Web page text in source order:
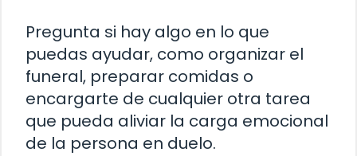
Pregunta si hay algo en lo que
puedas ayudar, como organizar el
funeral, preparar comidas o
encargarte de cualquier otra tarea
que pueda aliviar la carga emocional
de la persona en duelo.